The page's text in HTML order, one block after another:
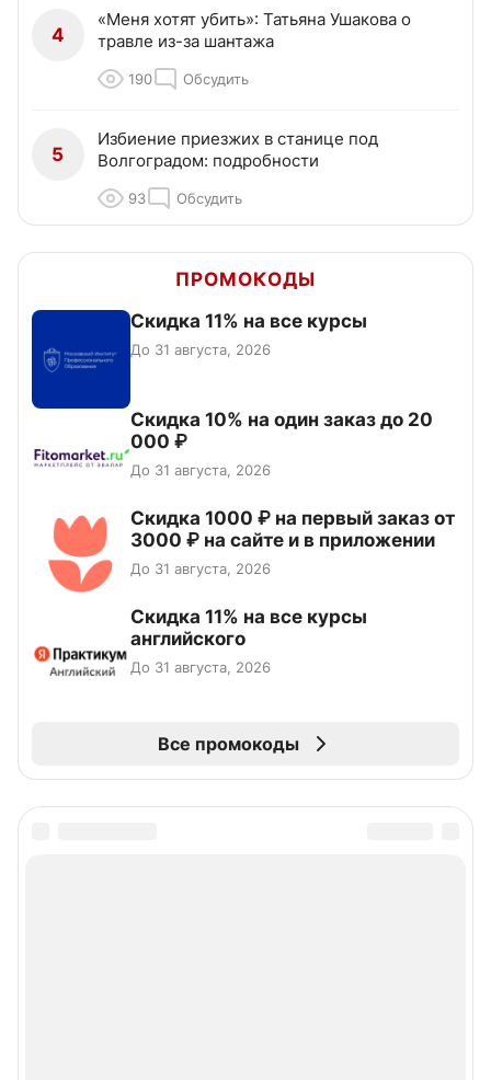
4
«Меня хотят убить»: Татьяна Ушакова о
травле из-за шантажа
190 Обсудить
5
Избиение приезжих в станице под
Волгоградом: подробности
93 Обсудить
ПРОМОКОДЫ
Скидка 11% на все курсы
До 31 августа, 2026
Скидка 10% на один заказ до 20
000 ₽
До 31 августа, 2026
Скидка 1000 ₽ на первый заказ от
3000 ₽ на сайте и в приложении
До 31 августа, 2026
Скидка 11% на все курсы
английского
До 31 августа, 2026
Все промокоды